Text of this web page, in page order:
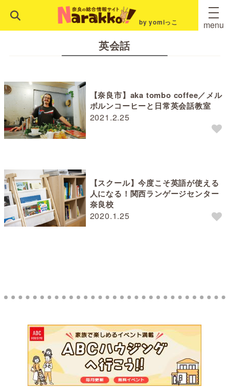
by yomiっこ menu
英会話
2021.2.25
【奈良市】aka tombo coffee／メル
ボルンコーヒーと日常英会話教室
2020.1.25
【スクール】今度こそ英語が使える
人になる！関西ランゲージセンター
奈良校